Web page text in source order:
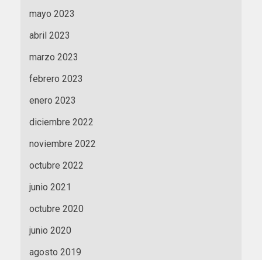
mayo 2023
abril 2023
marzo 2023
febrero 2023
enero 2023
diciembre 2022
noviembre 2022
octubre 2022
junio 2021
octubre 2020
junio 2020
agosto 2019